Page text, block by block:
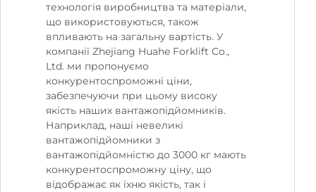
технологія виробництва та матеріали,
що використовуються, також
впливають на загальну вартість. У
компанії Zhejiang Huahe Forklift Co.,
Ltd. ми пропонуємо
конкурентоспроможні ціни,
забезпечуючи при цьому високу
якість наших вантажопідйомників.
Наприклад, наші невеликі
вантажопідйомники з
вантажопідйомністю до 3000 кг мають
конкурентоспроможну ціну, що
відображає як їхню якість, так і